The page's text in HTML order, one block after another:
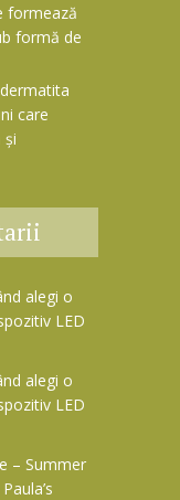
formează
formă de
care
și
alegi o
LED
alegi o
LED
– Summer